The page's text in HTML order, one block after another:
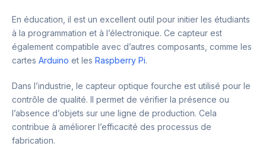
En éducation, il est un excellent outil pour initier les étudiants
à la programmation et à l’électronique. Ce capteur est
également compatible avec d’autres composants, comme les
cartes Arduino et les Raspberry Pi.
Dans l’industrie, le capteur optique fourche est utilisé pour le
contrôle de qualité. Il permet de vérifier la présence ou
l’absence d’objets sur une ligne de production. Cela
contribue à améliorer l’efficacité des processus de
fabrication.